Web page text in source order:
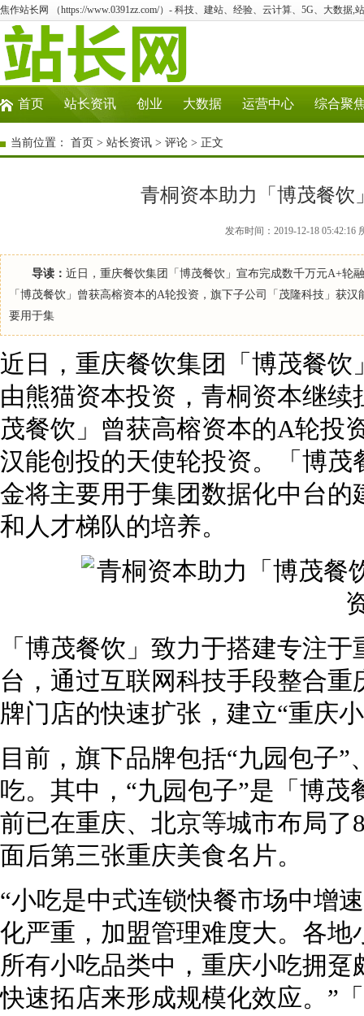
焦作站长网 （https://www.0391zz.com/）- 科技、建站、经验、云计算、5G、大数据,
首页 站长资讯 创业 大数据 运营中心 综合聚
当前位置： 首页 > 站长资讯 > 评论 > 正文
青桐资本助力「博茂餐
发布时间：2019-12-18
导读： 近日，重庆餐饮集团「博茂餐饮」宣布完成数千万元A+轮
「博茂餐饮」曾获高榕资本的A轮投资，旗下子公司「茂隆科技」获
要用于集
近日，重庆餐饮集团「博茂餐
由熊猫资本投资，青桐资本继
茂餐饮」曾获高榕资本的A轮投
汉能创投的天使轮投资。「博
金将主要用于集团数据化中台
和人才梯队的培养。
「博茂餐饮」致力于搭建专注
台，通过互联网科技手段整合
牌门店的快速扩张，建立“重庆
目前，旗下品牌包括“九园包子
吃。其中，“九园包子”是「博
前已在重庆、北京等城市布局
面后第三张重庆美食名片。
“小吃是中式连锁快餐市场中增
化严重，加盟管理难度大。各
所有小吃品类中，重庆小吃拥
快速拓店来形成规模化效应。”